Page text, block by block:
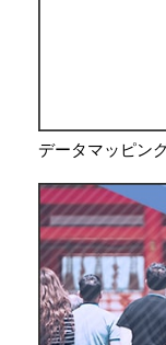
データマッピン